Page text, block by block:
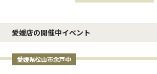
愛媛店の開催中イベント
愛媛県松山市余戸中